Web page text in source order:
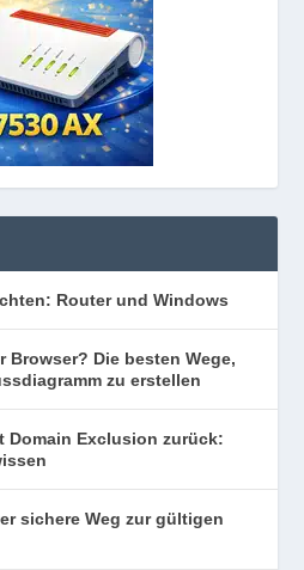
Router und Windows
Browser? Die besten Wege,
zu erstellen
Domain Exclusion zurück:
sichere Weg zur gültigen